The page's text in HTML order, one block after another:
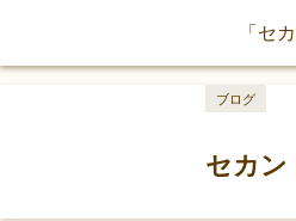
「セ
セカン
ブログ